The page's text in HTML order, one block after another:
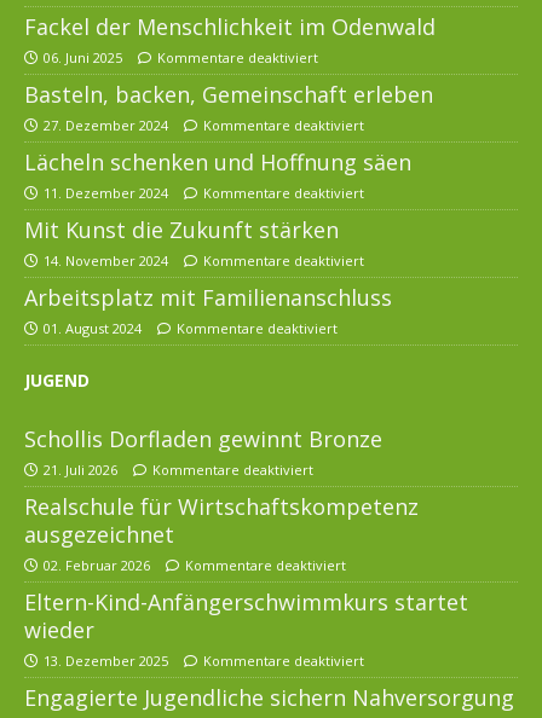
Fackel der Menschlichkeit im Odenwald
06. Juni 2025 Kommentare deaktiviert
Basteln, backen, Gemeinschaft erleben
27. Dezember 2024 Kommentare deaktiviert
Lächeln schenken und Hoffnung säen
11. Dezember 2024 Kommentare deaktiviert
Mit Kunst die Zukunft stärken
14. November 2024 Kommentare deaktiviert
Arbeitsplatz mit Familienanschluss
01. August 2024 Kommentare deaktiviert
JUGEND
Schollis Dorfladen gewinnt Bronze
21. Juli 2026 Kommentare deaktiviert
Realschule für Wirtschaftskompetenz
ausgezeichnet
02. Februar 2026 Kommentare deaktiviert
Eltern-Kind-Anfängerschwimmkurs startet
wieder
13. Dezember 2025 Kommentare deaktiviert
Engagierte Jugendliche sichern Nahversorgung